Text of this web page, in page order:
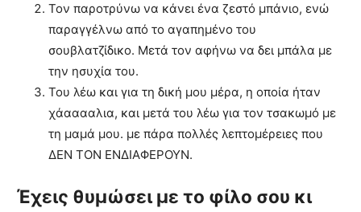
Τον παροτρύνω να κάνει ένα ζεστό μπάνιο, ενώ
παραγγέλνω από το αγαπημένο του
σουβλατζίδικο. Μετά τον αφήνω να δει μπάλα με
την ησυχία του.
Του λέω και για τη δική μου μέρα, η οποία ήταν
χάααααλια, και μετά του λέω για τον τσακωμό με
τη μαμά μου. με πάρα πολλές λεπτομέρειες που
ΔΕΝ ΤΟΝ ΕΝΔΙΑΦΕΡΟΥΝ.
Έχεις θυμώσει με το φίλο σου κι